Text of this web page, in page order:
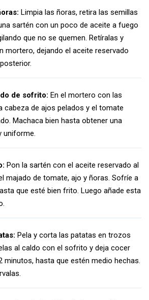
Limpia las ñoras, retira las semillas
sartén con un poco de aceite a fuego
que no se quemen. Retíralas y
mortero, dejando el aceite reservado
de sofrito: En el mortero con las
cabeza de ajos pelados y el tomate
Machaca bien hasta obtener una
uniforme.
Pon la sartén con el aceite reservado al
majado de tomate, ajo y ñoras. Sofríe a
que esté bien frito. Luego añade esta
Pela y corta las patatas en trozos
al caldo con el sofrito y deja cocer
minutos, hasta que estén medio hechas.